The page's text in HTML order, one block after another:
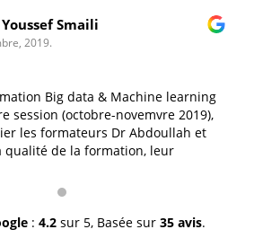
Smaili
2019.
Big data & Machine learning
session (octobre-novemvre 2019),
les formateurs Dr Abdoullah et
qualité de la formation, leur
et à très bientôt inchallah.
: 4.2 sur 5, Basée sur 35 avis.